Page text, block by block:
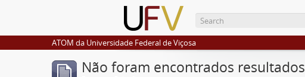
ATOM da Universidade Federal de Viçosa
Não foram encontrados resultados